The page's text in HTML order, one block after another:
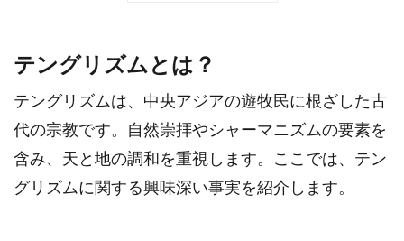
テングリズムとは？
テングリズムは、中央アジアの遊牧民に根ざした古
代の宗教です。自然崇拝やシャーマニズムの要素を
含み、天と地の調和を重視します。ここでは、テン
グリズムに関する興味深い事実を紹介します。